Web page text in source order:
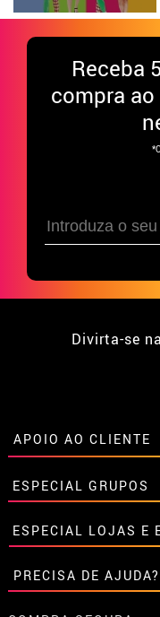
Receba
compra
Divirta-se
APOIO AO CLIENTE
• Sobre nós
• Condições de
• Aviso legal e
• Atendimento ao
• Utilização de
•Configuração de
ESPECIAL GRUPOS
Descontos especiais
Entre em contato
ESPECIAL LOJAS E
Descontos especiais
Entre em contato
PRECISA DE AJUDA?